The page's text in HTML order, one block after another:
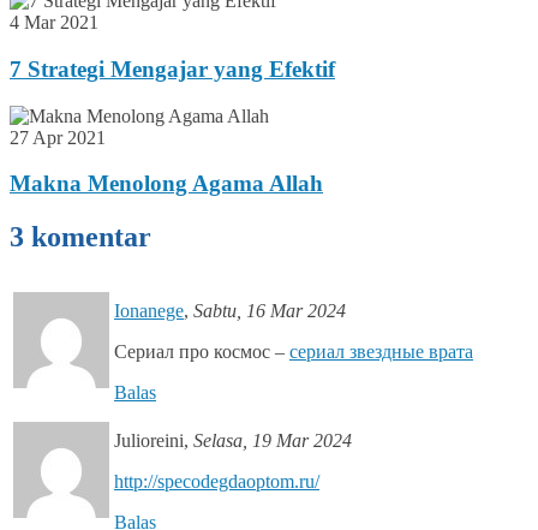
4 Mar 2021
7 Strategi Mengajar yang Efektif
27 Apr 2021
Makna Menolong Agama Allah
3 komentar
Ionanege, Sabtu, 16 Mar 2024
Сериал про космос – сериал звездные врата
Balas
Julioreini, Selasa, 19 Mar 2024
http://specodegdaoptom.ru/
Balas